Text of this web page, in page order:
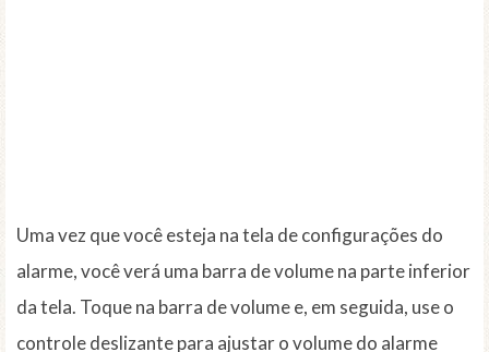
Uma vez que você esteja na tela de configurações do
alarme, você verá uma barra de volume na parte inferior
da tela. Toque na barra de volume e, em seguida, use o
controle deslizante para ajustar o volume do alarme